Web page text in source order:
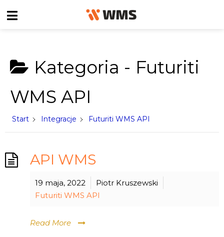
Kategoria - Futuriti
WMS API
Start Integracje Futuriti WMS API
API WMS
19 maja, 2022
Piotr Kruszewski
Futuriti WMS API
Read More